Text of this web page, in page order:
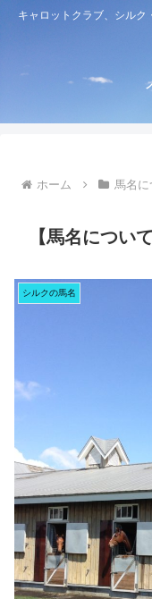
キャロットクラブ、シル
ホーム 馬名に
【馬名につい
シルクの馬名